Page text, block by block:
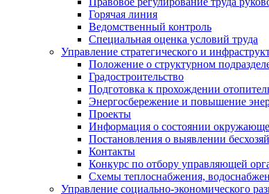
Горячая линия
Ведомственный контроль
Специальная оценка условий труда
Управление стратегического и
Положение о структурном
Градостроительство
Подготовка к прохождении
Энергосбережение и повышение
Проекты
Информация о состоянии
Постановления о выявлении
Контакты
Конкурс по отбору управляющей
Схемы теплоснабжения,
Управление социально-экономического